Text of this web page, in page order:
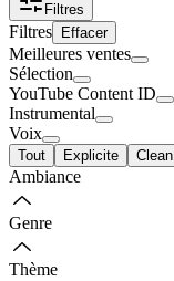
Filtres
Filtres Effacer
Meilleures ventes
Sélection
YouTube Content ID
Instrumental
Voix
Tout Explicite Clean
Ambiance
Genre
Thème